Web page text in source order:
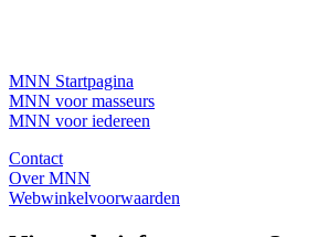
MNN Startpagina
MNN voor masseurs
MNN voor iedereen
Contact
Over MNN
Webwinkelvoorwaarden